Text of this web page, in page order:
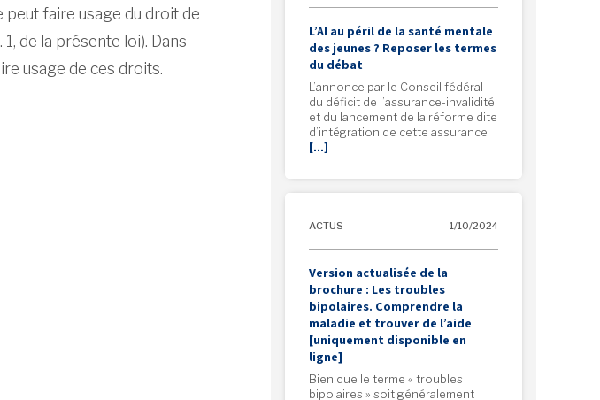
peut faire usage du droit de
de la présente loi). Dans
usage de ces droits.
L’AI au péril de la santé mentale
des jeunes ? Reposer les termes
du débat
L’annonce par le Conseil fédéral
du déficit de l’assurance-invalidité
et du lancement de la réforme dite
d’intégration de cette assurance
[…]
ACTUS 1/10/2024
Version actualisée de la
brochure : Les troubles
bipolaires. Comprendre la
maladie et trouver de l’aide
[uniquement disponible en
ligne]
Bien que le terme « troubles
bipolaires » soit généralement